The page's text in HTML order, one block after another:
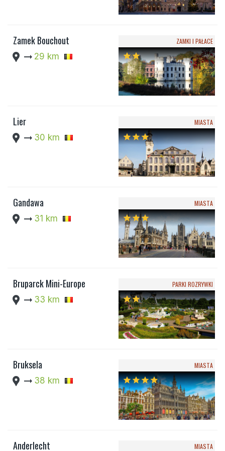
Zamek Bouchout
location_pin arrow_right_alt 29 km
ZAMKI I PAŁACE
starstar
Lier
location_pin arrow_right_alt 30 km
MIASTA
starstarstar
Gandawa
location_pin arrow_right_alt 31 km
MIASTA
starstarstar
Bruparck Mini-Europe
location_pin arrow_right_alt 33 km
PARKI ROZRYWKI
starstar
Bruksela
location_pin arrow_right_alt 38 km
MIASTA
starstarstarstar
Anderlecht MIASTA